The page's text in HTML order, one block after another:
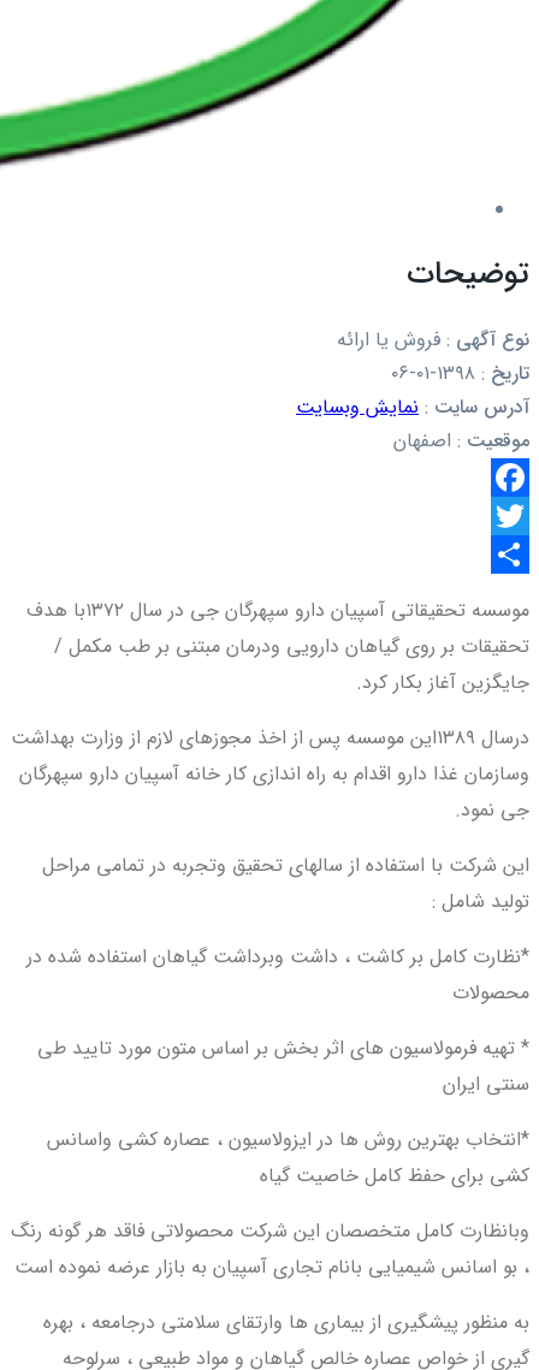
توضیحات
نوع آگهی : فروش یا ارائه
تاریخ :
آدرس سایت : نمایش وبسایت
موقعیت : اصفهان
Facebook
Twitter
گذاری
موسسه تحقیقاتی آسپیان دارو سپهرگان جی در سال ۱۳۷۲با هدف
تحقیقات بر روی گیاهان دارویی ودرمان مبتنی بر طب مکمل /
جایگزین آغاز بکار کرد.
درسال ۱۳۸۹این موسسه پس از اخذ مجوزهای لازم از وزارت بهداشت
وسازمان غذا دارو اقدام به راه اندازی کار خانه آسپیان دارو سپهرگان
جی نمود.
این شرکت با استفاده از سالهای تحقیق وتجربه در تمامی مراحل
تولید شامل :
*نظارت کامل بر کاشت ، داشت وبرداشت گیاهان استفاده شده در
محصولات
* تهیه فرمولاسیون های اثر بخش بر اساس متون مورد تایید طی
سنتی ایران
*انتخاب بهترین روش ها در ایزولاسیون ، عصاره کشی واسانس
کشی برای حفظ کامل خاصیت گیاه
وبانظارت کامل متخصصان این شرکت محصولاتی فاقد هر گونه رنگ
، بو اسانس شیمیایی بانام تجاری آسپیان به بازار عرضه نموده است
به منظور پیشگیری از بیماری ها وارتقای سلامتی درجامعه ، بهره
گیری از خواص عصاره خالص گیاهان و مواد طبیعی ، سرلوحه